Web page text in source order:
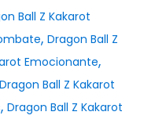
Ball Z Kakarot
, Dragon Ball Z
Emocionante,
Dragon Ball Z Kakarot
, Dragon Ball Z Kakarot